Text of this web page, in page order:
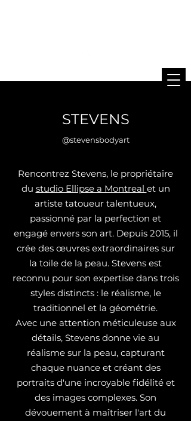
STEVENS
@stevensbodyart
Rencontrez Stevens, le propriétaire
du studio Ellipse a Montreal et un
artiste tatoueur talentueux,
passionné par la perfection et
engagé envers son art. Depuis 2015, il
crée des œuvres extraordinaires sur
la toile de la peau. Stevens est
reconnu pour son expertise dans trois
styles distincts : le réalisme, le
traditionnel et la géométrie.
Avec une attention méticuleuse aux
détails, Stevens donne vie au
réalisme sur la peau, capturant
chaque nuance et créant des
portraits d'une incroyable fidélité et
des images complexes. Son
dévouement à maîtriser l'art du